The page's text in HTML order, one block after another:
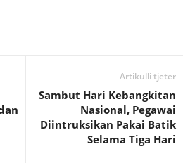
Artikulli tjetër
Sambut Hari Kebangkitan
Nasional, Pegawai
Diintruksikan Pakai Batik
Selama Tiga Hari